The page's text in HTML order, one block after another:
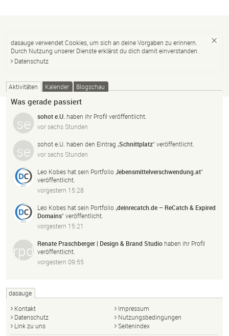
dasauge verwendet Cookies, um sich an deine Vorgaben zu erinnern.
Durch Nutzung unserer Dienste erklärst du dich damit einverstanden.
Datenschutz
Aktivitäten Kalender Blogschau
Was gerade passiert
sohot e.U. haben ihr Profil veröffentlicht.
vor sechs Stunden
sohot e.U. haben den Eintrag „Schnittplatz“ veröffentlicht.
vor sechs Stunden
Leo Kobes hat sein Portfolio „lebensmittelverschwendung. at“
veröffentlicht.
vorgestern 15:28
Leo Kobes hat sein Portfolio „deinrecatch. de – ReCatch & Expired
Domains“ veröffentlicht.
vorgestern 15:21
Renate Praschberger | Design & Brand Studio haben ihr Profil
veröffentlicht.
vorgestern 09:55
dasauge
Kontakt
Impressum
Datenschutz
Nutzungsbedingungen
Link zu uns
Seitenindex